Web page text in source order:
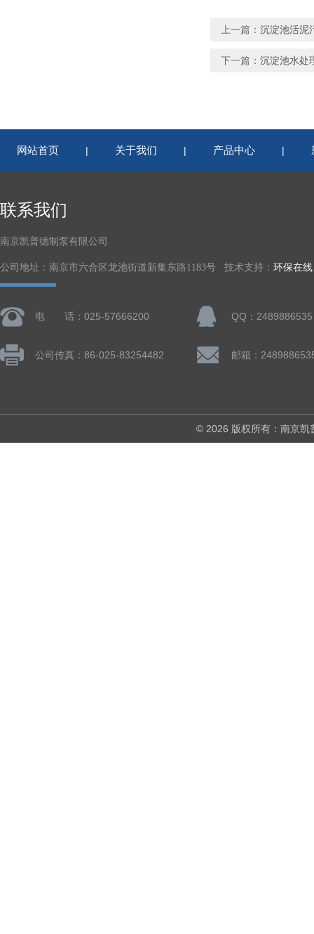
上一篇： 沉淀池活泥
下一篇： 沉淀池水处
网站首页 | 关于我们 | 产品中心 |
联系我们
南京凯普德制泵有限公司
公司地址：南京市六合区龙池街道新集东路1183号 技术支持： 环保在线
电 话：025-57666200 QQ：2489886535
公司传真：86-025-83254482 邮箱：
© 2026 版权所有：南京